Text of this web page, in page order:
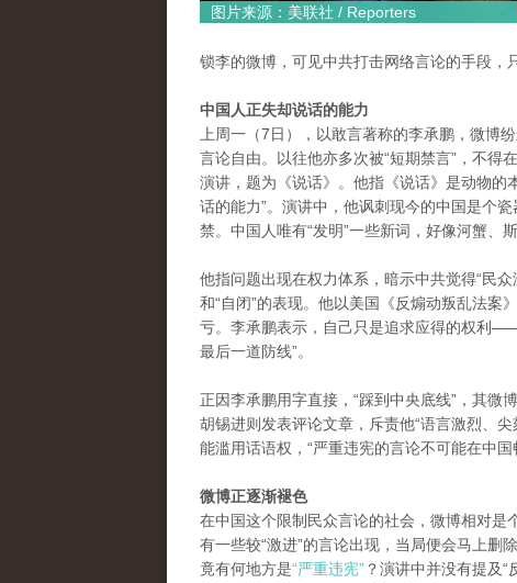
图片来源：美联社 / Reporters
锁李的微博，可见中共打击网络言论的手段，
中国人正失却说话的能力
上周一（7日），以敢言著称的李承鹏，微博
言论自由。以往他亦多次被“短期禁言”，不得
演讲，题为《说话》。他指《说话》是动物的
话的能力”。演讲中，他讽刺现今的中国是个
禁。中国人唯有“发明”一些新词，好像河蟹、
他指问题出现在权力体系，暗示中共觉得“民
和“自闭”的表现。他以美国《反煽动叛乱法案
亏。李承鹏表示，自己只是追求应得的权利
最后一道防线”。
正因李承鹏用字直接，“踩到中央底线”，其
胡锡进则发表评论文章，斥责他“语言激烈、尖
能滥用话语权，“严重违宪的言论不可能在中国
微博正逐渐褪色
在中国这个限制民众言论的社会，微博相对是
有一些较“激进”的言论出现，当局便会马上删
竟有何地方是“严重违宪” ？演讲中并没有提及